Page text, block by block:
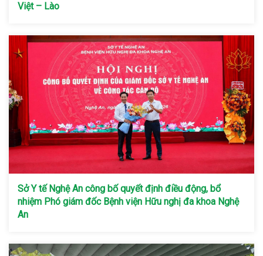
Việt – Lào
Sở Y tế Nghệ An công bố quyết định điều động, bổ
nhiệm Phó giám đốc Bệnh viện Hữu nghị đa khoa Nghệ
An